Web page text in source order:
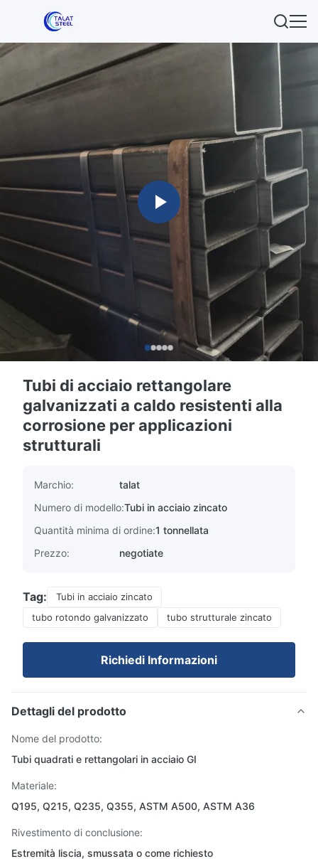
Tubi di acciaio rettangolare
galvanizzati a caldo resistenti alla
corrosione per applicazioni
strutturali
Marchio:
talat
Numero di modello:Tubi in acciaio zincato
Quantità minima di ordine:1 tonnellata
Prezzo:
negotiate
Tag:
Tubi in acciaio zincato
tubo rotondo galvanizzato
tubo strutturale zincato
Richiedi Informazioni
Dettagli del prodotto
Nome del prodotto:
Tubi quadrati e rettangolari in acciaio GI
Materiale:
Q195, Q215, Q235, Q355, ASTM A500, ASTM A36
Rivestimento di conclusione:
Estremità liscia, smussata o come richiesto